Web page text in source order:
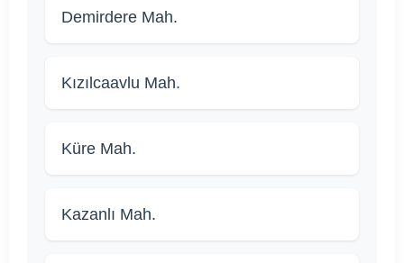
Demirdere Mah.
Kızılcaavlu Mah.
Küre Mah.
Kazanlı Mah.